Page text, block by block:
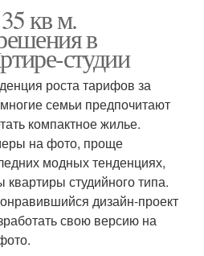
кв м.
в
студии
роста тарифов за
семьи предпочитают
компактное жилье.
на фото, проще
модных тенденциях,
студийного типа.
дизайн-проект
свою версию на